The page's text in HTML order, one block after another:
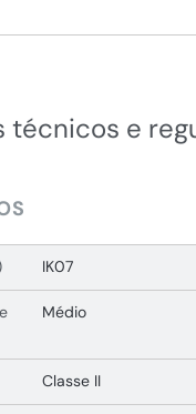
técnicos e
IK07
Médio
Classe II